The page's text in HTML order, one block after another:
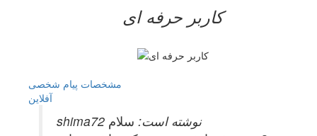
کاربر حرفه ای
مشخصات پیام شخصی
آفلاين
shima72 نوشته است: سلام